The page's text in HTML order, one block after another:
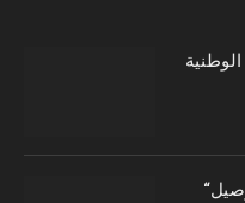
“كريم” تطلق خدمة “كريم ماركت” لتوصيل